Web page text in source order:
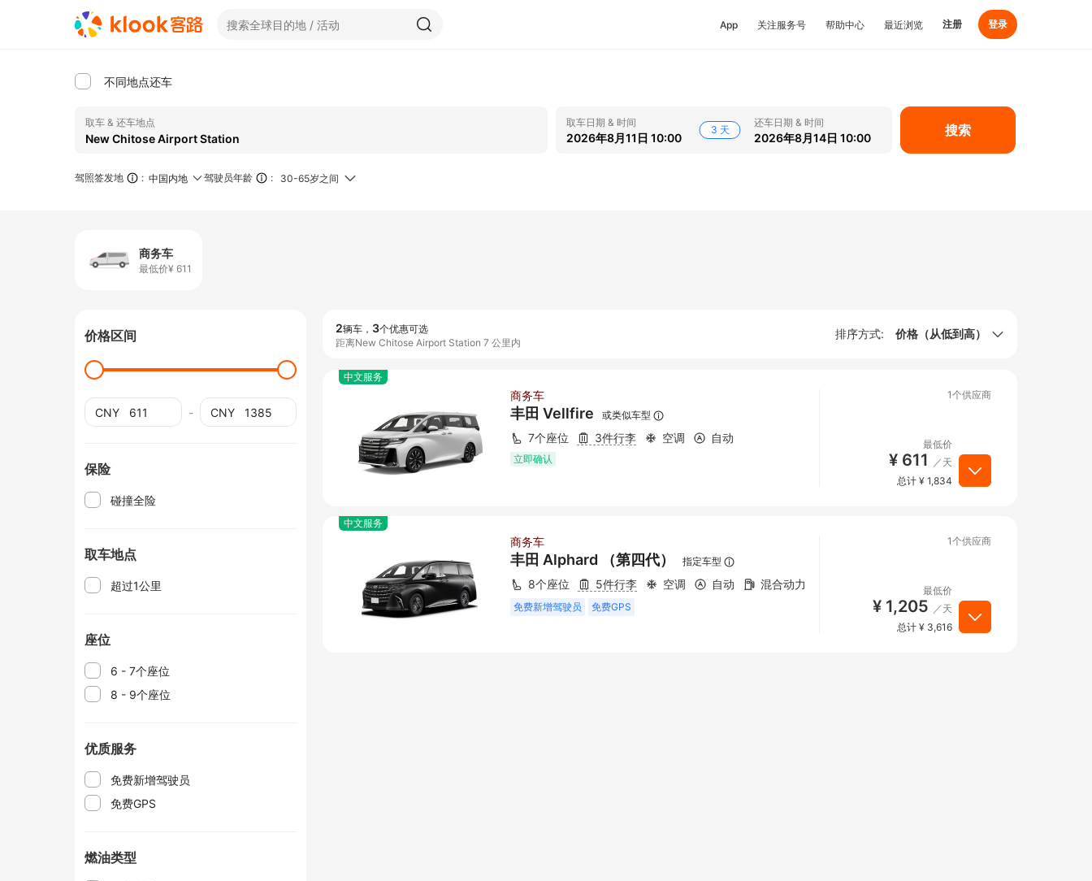
App 关注服务号 帮助中心 最近浏览 注册 登录
不同地点还车
取车 & 还车地点 取车日期 & 时间
2026年8月11日 10:00
3 天
还车日期 & 时间
2026年8月14日 10:00 搜索
驾照签发地 : 中国内地 驾驶员年龄 : 30-65岁之间
商务车
最低价¥ 611
价格区间
CNY - CNY
保险
碰撞全险
取车地点
超过1公里
座位
6 - 7个座位
8 - 9个座位
优质服务
免费新增驾驶员
免费GPS
燃油类型
2辆车， 3个优惠可选
距离New Chitose Airport Station 7 公里内
排序方式: 价格（从低到高）
中文服务
商务车
丰田 Vellfire 或类似车型
7个座位 3件行李 空调 自动
立即确认
1个供应商
最低价
¥ 611 ／天
总计 ¥ 1,834
中文服务
商务车
丰田 Alphard （第四代） 指定车型
8个座位 5件行李 空调 自动 混合动力
免费新增驾驶员 免费GPS
1个供应商
最低价
¥ 1,205 ／天
总计 ¥ 3,616